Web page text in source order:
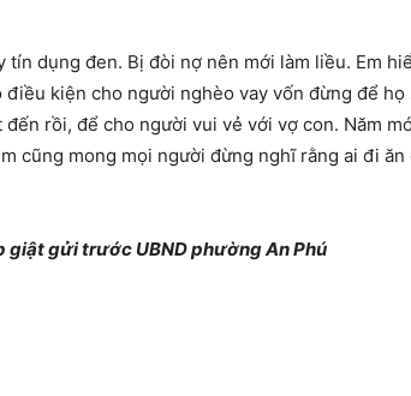
dụng đen. Bị đòi nợ nên mới làm liều. Em
kiện cho người nghèo vay vốn đừng để họ
rồi, để cho người vui vẻ với vợ con. Năm
cũng mong mọi người đừng nghĩ rằng ai đi ăn
gửi trước UBND phường An Phú